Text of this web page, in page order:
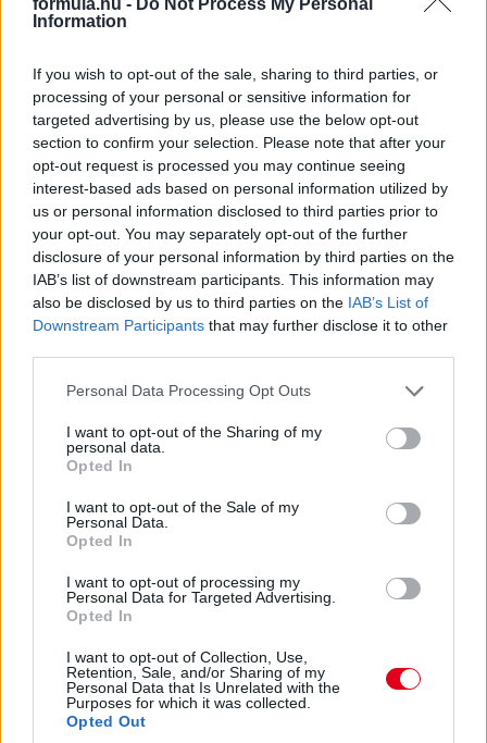
Information
If you wish to opt-out of the sale, sharing to third parties, or
processing of your personal or sensitive information for
targeted advertising by us, please use the below opt-out
section to confirm your selection. Please note that after your
opt-out request is processed you may continue seeing
interest-based ads based on personal information utilized by
us or personal information disclosed to third parties prior to
your opt-out. You may separately opt-out of the further
disclosure of your personal information by third parties on the
IAB’s list of downstream participants. This information may
also be disclosed by us to third parties on the IAB’s List of
Downstream Participants that may further disclose it to other
Please note that this website/app uses one or more Google
not limited to your visit or usage behaviour. You may click to
grant or deny consent to Google and its third-party tags to
use your data for below specified purposes in below Google
consent section.
Personal Data Processing Opt Outs
I want to opt-out of the Sharing of my
personal data.
Opted In
I want to opt-out of the Sale of my
Personal Data.
Opted In
I want to opt-out of processing my
Personal Data for Targeted Advertising.
Opted In
I want to opt-out of Collection, Use,
Retention, Sale, and/or Sharing of my
Personal Data that Is Unrelated with the
Purposes for which it was collected.
Opted Out
rengeteg fejlesztést hoztunk mostanáig, hogy próbáljuk
Valószínűleg nehéz elképzelni, hogy ebben a ritmusban fogjuk
folytatni, mindenesetre meglátjuk, mi a legjobb módja annak,
hogy ledolgozzuk ezt az utolsó három tizedmásodpercet.”
3 napja
Nem tud úrrá lenni a fékproblémákon a Cadillac
Hiába hoztak az F1-es Magyar Nagydíjra fejlesztést is hozzá,
ismerte el Valtteri Bottas. A gond a leglátványosabban
Spielbergben ütötte fel a fejét, amikor mindkét autó kiesett
emiatt az első körökben. Ezért a Formula-1 új csapata a
Hungaroringre már új fékhűtő csatornával készült, de a